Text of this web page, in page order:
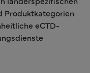
Produktkategorien
eCTD-